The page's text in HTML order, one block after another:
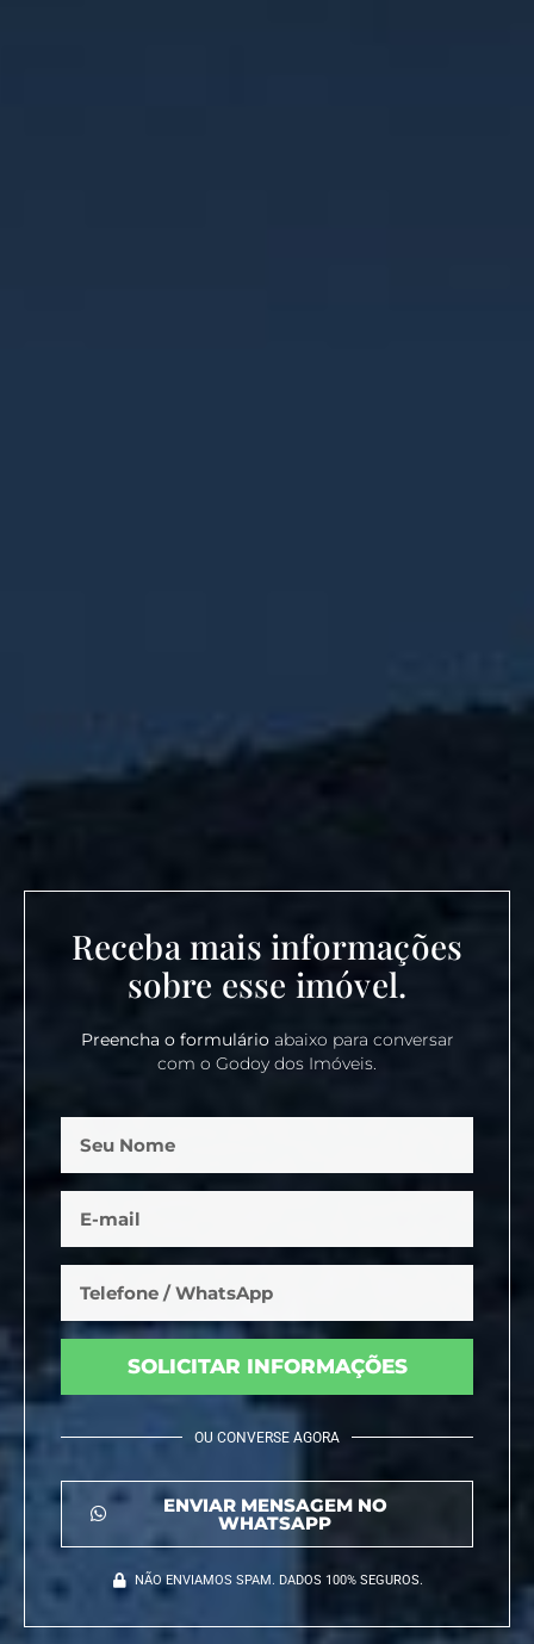
Receba mais informações
sobre esse imóvel.
Preencha o formulárioabaixo para conversar
com o Godoy dos Imóveis.
SOLICITAR INFORMAÇÕES
OU CONVERSE AGORA
ENVIAR MENSAGEM NO
WHATSAPP
NÃO ENVIAMOS SPAM. DADOS 100% SEGUROS.